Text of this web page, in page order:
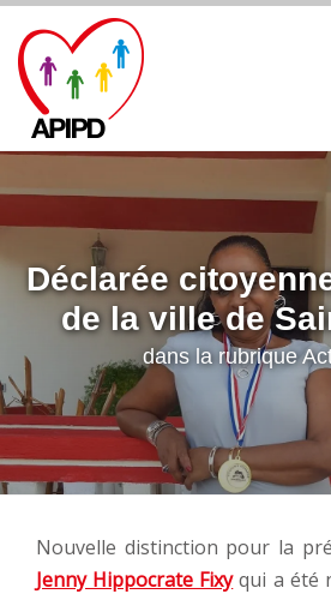
content
Déclarée
de la ville de
dans la rubrique
Nouvelle distinction pour la
Jenny Hippocrate Fixyqui a été